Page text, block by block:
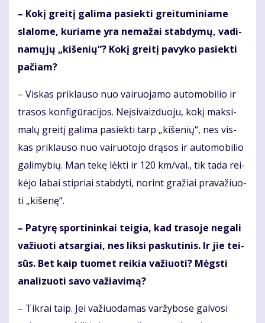
– Ko­kį grei­tį ga­li­ma pa­siek­ti grei­tu­mi­nia­me
sla­lo­me, ku­ria­me yra ne­ma­žai stab­dy­mų, va­di­
na­mų­jų „ki­še­nių“? Ko­kį grei­tį pa­vy­ko pa­siek­ti
pa­čiam?
– Vis­kas pri­klau­so nuo vai­ruo­ja­mo au­to­mo­bi­lio ir
tra­sos kon­fi­gū­ra­ci­jos. Ne­įsi­vaiz­duo­ju, ko­kį mak­si­
ma­lų grei­tį ga­li­ma pa­siek­ti tarp „ki­še­nių“, nes vis­
kas pri­klau­so nuo vai­ruo­to­jo drą­sos ir au­to­mo­bi­lio
ga­li­my­bių. Man te­kę lėk­ti ir 120 km/val., tik ta­da rei­
kė­jo la­bai stip­riai stab­dy­ti, no­rint gra­žiai pra­va­žiuo­
ti „ki­še­nę“.
– Pa­ty­rę spor­ti­nin­kai tei­gia, kad tra­so­je ne­ga­li
va­žiuo­ti at­sar­giai, nes lik­si pas­ku­ti­nis. Ir jie tei­
sūs. Bet kaip tuo­met rei­kia va­žiuo­ti? Mėgs­ti
ana­li­zuo­ti sa­vo va­žia­vi­mą?
– Tik­rai taip. Jei va­žiuo­da­mas var­žy­bo­se gal­vo­si